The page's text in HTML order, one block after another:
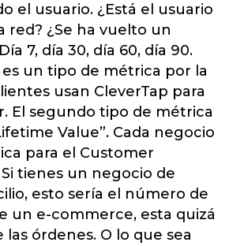
el usuario. ¿Está el usuario
red? ¿Se ha vuelto un
7, día 30, día 60, día 90.
es un tipo de métrica por la
usan CleverTap para
El segundo tipo de métrica
Value”. Cada negocio
para el Customer
tienes un negocio de
esto sería el número de
un e-commerce, esta quizá
las órdenes. O lo que sea